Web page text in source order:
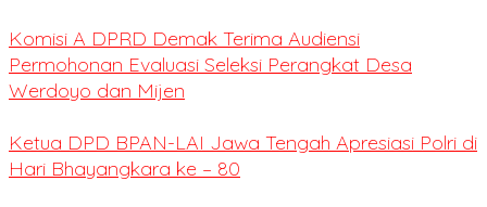
Komisi A DPRD Demak Terima Audiensi
Permohonan Evaluasi Seleksi Perangkat Desa
Werdoyo dan Mijen
Ketua DPD BPAN-LAI Jawa Tengah Apresiasi Polri di
Hari Bhayangkara ke – 80